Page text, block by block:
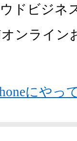
ドビジネ
ンライン
にやっ